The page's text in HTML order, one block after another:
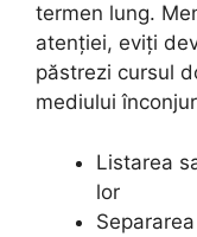
termen lung.
atenției, eviți
păstrezi cursul
mediului
Listarea
lor